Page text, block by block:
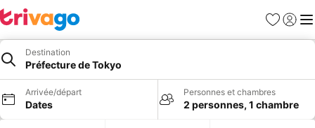
Favoris
Se
Destination
Préfecture de Tokyo
Arrivée/départ
Dates
Personnes et chambres
2 personnes, 1 chambre